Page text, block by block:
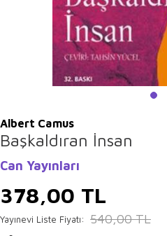
Albert Camus
Başkaldıran İnsan
Can Yayınları
378,00 TL
Yayınevi Liste Fiyatı: 540,00TL